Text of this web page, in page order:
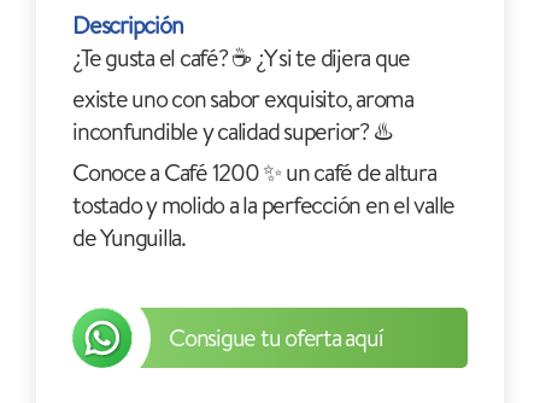
Descripción
¿Te gusta el café? ☕ ¿Y si te dijera que
existe uno con sabor exquisito, aroma
inconfundible y calidad superior? ♨️
Conoce a Café 1200 ✨ un café de altura
tostado y molido a la perfección en el valle
de Yunguilla.
Consigue tu oferta aquí